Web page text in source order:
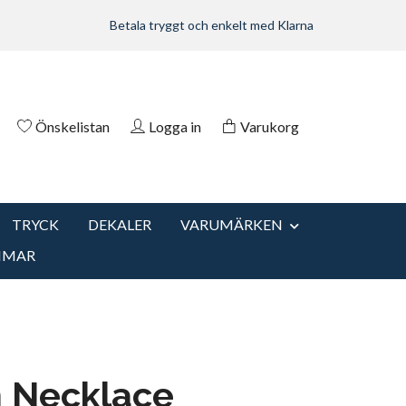
Betala tryggt och enkelt med Klarna
Önskelistan Logga in Varukorg
TRYCK DEKALER
VARUMÄRKEN
Necklace